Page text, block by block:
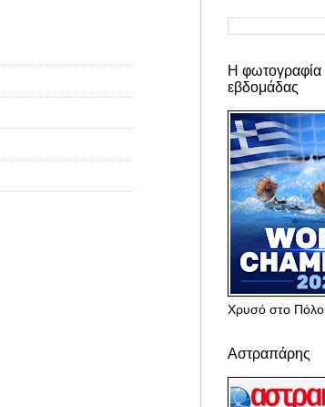
Η φωτογραφία
εβδομάδας
Χρυσό στο Πόλο
Αστραπάρης